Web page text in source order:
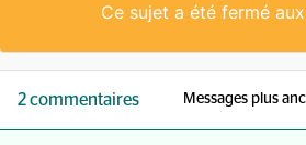
Ce sujet a été fermé
2 commentaires Messages plus